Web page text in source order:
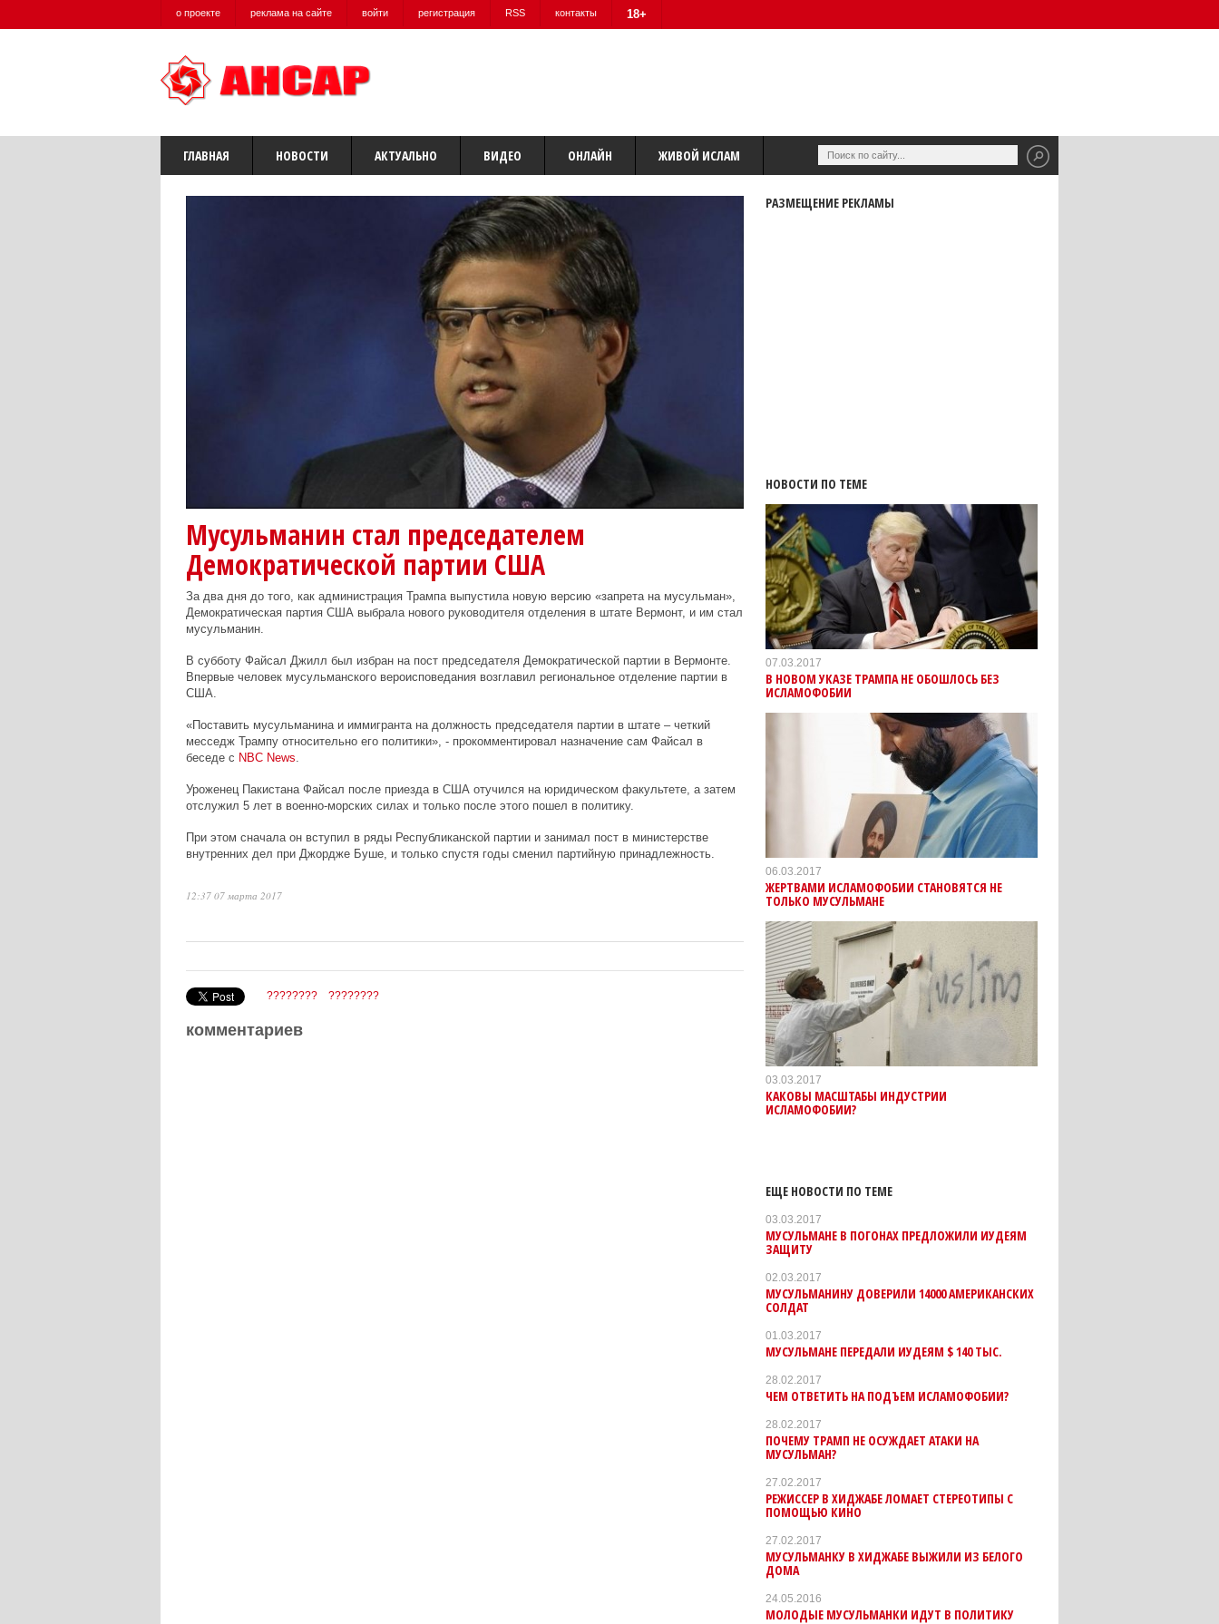
о проекте реклама на сайте войти регистрация RSS контакты 18+
ГЛАВНАЯ НОВОСТИ АКТУАЛЬНО ВИДЕО ОНЛАЙН ЖИВОЙ ИСЛАМ
Мусульманин стал председателем
Демократической партии США
За два дня до того, как администрация Трампа выпустила новую версию «запрета на мусульман»,
Демократическая партия США выбрала нового руководителя отделения в штате Вермонт, и им стал
мусульманин.
В субботу Файсал Джилл был избран на пост председателя Демократической партии в Вермонте.
Впервые человек мусульманского вероисповедания возглавил региональное отделение партии в
США.
«Поставить мусульманина и иммигранта на должность председателя партии в штате – четкий
месседж Трампу относительно его политики», - прокомментировал назначение сам Файсал в
беседе с NBC News.
Уроженец Пакистана Файсал после приезда в США отучился на юридическом факультете, а затем
отслужил 5 лет в военно-морских силах и только после этого пошел в политику.
При этом сначала он вступил в ряды Республиканской партии и занимал пост в министерстве
внутренних дел при Джордже Буше, и только спустя годы сменил партийную принадлежность.
12:37 07 марта 2017
???????? ????????
комментариев
РАЗМЕЩЕНИЕ РЕКЛАМЫ
НОВОСТИ ПО ТЕМЕ
07.03.2017
В НОВОМ УКАЗЕ ТРАМПА НЕ ОБОШЛОСЬ БЕЗ
ИСЛАМОФОБИИ
06.03.2017
ЖЕРТВАМИ ИСЛАМОФОБИИ СТАНОВЯТСЯ НЕ
ТОЛЬКО МУСУЛЬМАНЕ
03.03.2017
КАКОВЫ МАСШТАБЫ ИНДУСТРИИ
ИСЛАМОФОБИИ?
ЕЩЕ НОВОСТИ ПО ТЕМЕ
03.03.2017
МУСУЛЬМАНЕ В ПОГОНАХ ПРЕДЛОЖИЛИ ИУДЕЯМ
ЗАЩИТУ
02.03.2017
МУСУЛЬМАНИНУ ДОВЕРИЛИ 14000 АМЕРИКАНСКИХ
СОЛДАТ
01.03.2017
МУСУЛЬМАНЕ ПЕРЕДАЛИ ИУДЕЯМ $ 140 ТЫС.
28.02.2017
ЧЕМ ОТВЕТИТЬ НА ПОДЪЕМ ИСЛАМОФОБИИ?
28.02.2017
ПОЧЕМУ ТРАМП НЕ ОСУЖДАЕТ АТАКИ НА
МУСУЛЬМАН?
27.02.2017
РЕЖИССЕР В ХИДЖАБЕ ЛОМАЕТ СТЕРЕОТИПЫ С
ПОМОЩЬЮ КИНО
27.02.2017
МУСУЛЬМАНКУ В ХИДЖАБЕ ВЫЖИЛИ ИЗ БЕЛОГО
ДОМА
24.05.2016
МОЛОДЫЕ МУСУЛЬМАНКИ ИДУТ В ПОЛИТИКУ